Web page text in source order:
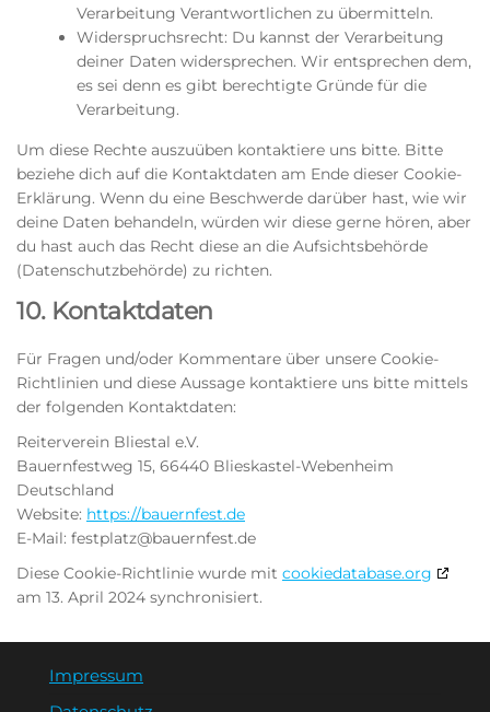
Verarbeitung Verantwortlichen zu übermitteln.
Widerspruchsrecht: Du kannst der Verarbeitung
deiner Daten widersprechen. Wir entsprechen dem,
es sei denn es gibt berechtigte Gründe für die
Verarbeitung.
Um diese Rechte auszuüben kontaktiere uns bitte. Bitte
beziehe dich auf die Kontaktdaten am Ende dieser Cookie-
Erklärung. Wenn du eine Beschwerde darüber hast, wie wir
deine Daten behandeln, würden wir diese gerne hören, aber
du hast auch das Recht diese an die Aufsichtsbehörde
(Datenschutzbehörde) zu richten.
10. Kontaktdaten
Für Fragen und/oder Kommentare über unsere Cookie-
Richtlinien und diese Aussage kontaktiere uns bitte mittels
der folgenden Kontaktdaten:
Reiterverein Bliestal e.V.
Bauernfestweg 15, 66440 Blieskastel-Webenheim
Deutschland
Website: https://bauernfest.de
E-Mail: festplatz@bauernfest.de
Diese Cookie-Richtlinie wurde mit cookiedatabase.org
am 13. April 2024 synchronisiert.
Impressum